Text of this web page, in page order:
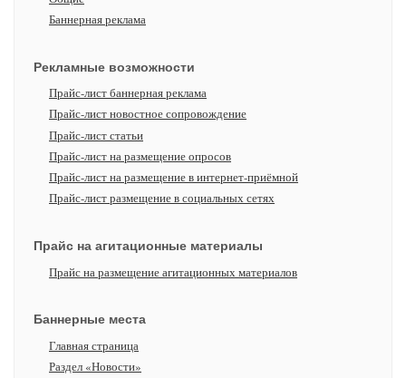
Баннерная реклама
Рекламные возможности
Прайс-лист баннерная реклама
Прайс-лист новостное сопровождение
Прайс-лист статьи
Прайс-лист на размещение опросов
Прайс-лист на размещение в интернет-приёмной
Прайс-лист размещение в социальных сетях
Прайс на агитационные материалы
Прайс на размещение агитационных материалов
Баннерные места
Главная страница
Раздел «Новости»